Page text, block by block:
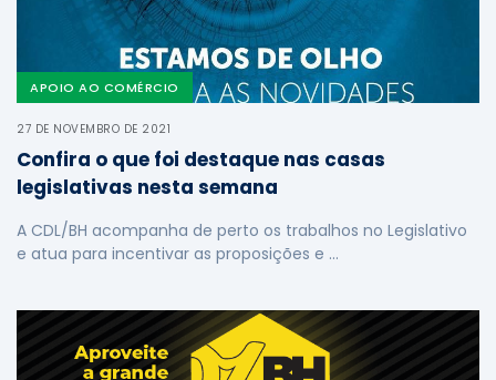
APOIO AO COMÉRCIO
27 DE NOVEMBRO DE 2021
Confira o que foi destaque nas casas
legislativas nesta semana
A CDL/BH acompanha de perto os trabalhos no Legislativo
e atua para incentivar as proposições e …